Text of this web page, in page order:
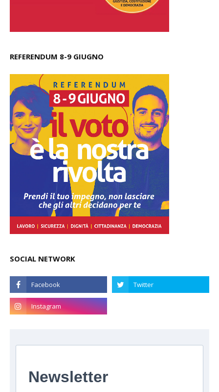
REFERENDUM 8-9 GIUGNO
SOCIAL NETWORK
Newsletter